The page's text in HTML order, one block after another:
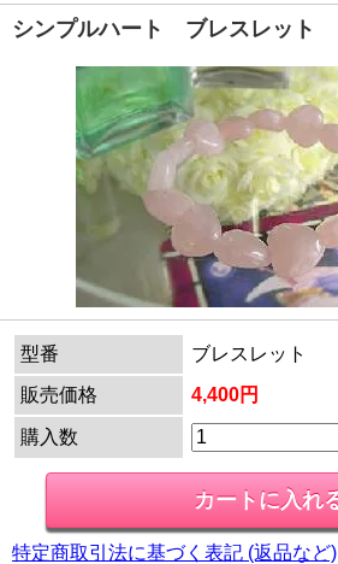
シンプルハート ブレスレット
型番
ブレスレット
販売価格
4,400円
購入数
特定商取引法に基づく表記 (返品など)